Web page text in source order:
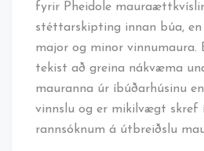
fyrir Pheidole
stéttarskipting innan búa,
major og minor vinnumaura.
tekist að greina nákvæma
mauranna úr íbúðarhúsinu
vinnslu og er mikilvægt skref
rannsóknum á útbreiðslu